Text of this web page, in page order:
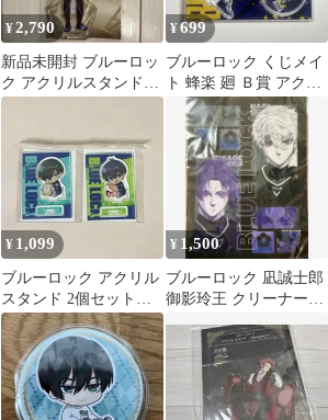
¥2,790
新品未開封 ブルーロッ
ク アクリルスタンド
吉良涼介 倉悠貴
¥699
ブルーロック くじメイ
ト 蜂楽 廻 Ｂ賞 アクリ
ルスタンド
¥ 1,099
ブルーロック アクリル
スタンド 2個セット
糸師凛 潔世一
¥ 1,500
ブルーロック 凪誠士郎
御影玲王 クリーナーク